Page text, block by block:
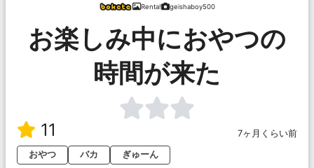
Renta! geishaboy500
お楽しみ中におやつの
時間が来た
11
7ヶ月くらい前
おやつ
バカ ぎゅーん